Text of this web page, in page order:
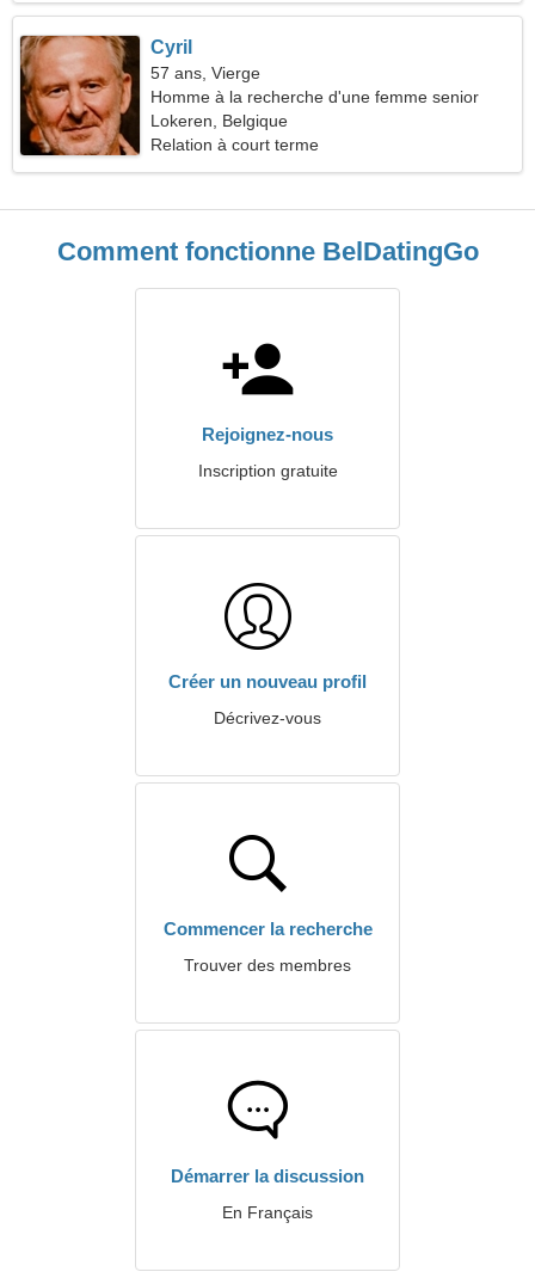
Cyril
57 ans, Vierge
Homme à la recherche d'une femme senior
Lokeren, Belgique
Relation à court terme
Comment fonctionne BelDatingGo
Rejoignez-nous
Inscription gratuite
Créer un nouveau profil
Décrivez-vous
Commencer la recherche
Trouver des membres
Démarrer la discussion
En Français